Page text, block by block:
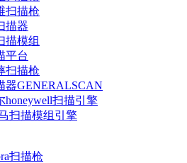
扫描枪
描器
描模组
平台
扫描枪
器GENERALSCAN
honeywell扫描引擎
扫描模组引擎
扫描枪